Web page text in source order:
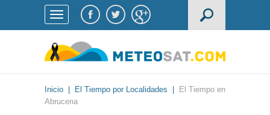
Inicio El Tiempo por Localidades
El Tiempo en
Abrucena